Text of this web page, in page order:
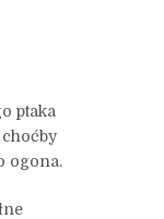
ptaka
ogona.